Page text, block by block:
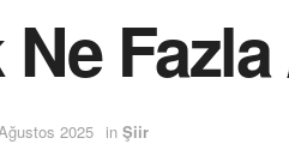
2025 in Şiir